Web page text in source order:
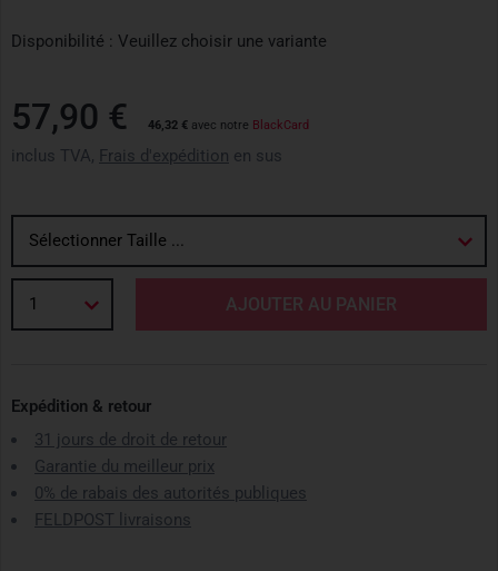
Disponibilité : Veuillez choisir une variante
57,90 € 46,32 € avec notre BlackCard
inclus TVA, Frais d'expédition en sus
Sélectionner Taille ...
1 AJOUTER AU PANIER
Expédition & retour
31 jours de droit de retour
Garantie du meilleur prix
0% de rabais des autorités publiques
FELDPOST livraisons